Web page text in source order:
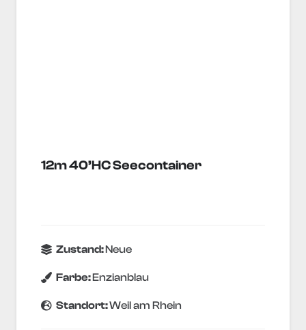
12m 40’HC Seecontainer
Zustand:Neue
Farbe:Enzianblau
Standort:Weil am Rhein